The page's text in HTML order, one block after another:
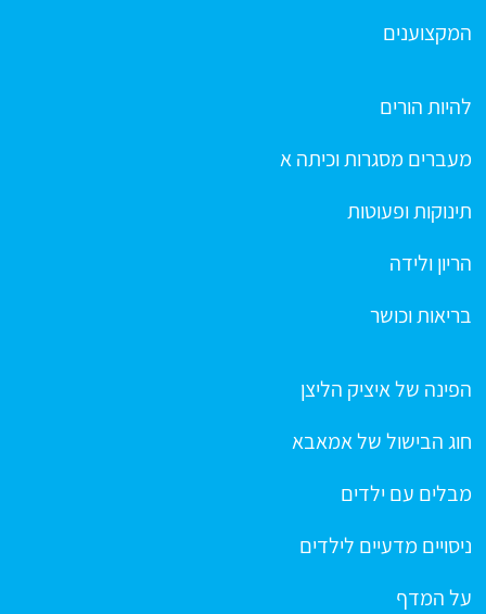
המקצוענים
להיות הורים
מעברים מסגרות וכיתה א
תינוקות ופעוטות
הריון ולידה
בריאות וכושר
הפינה של איציק הליצן
חוג הבישול של אמאבא
מבלים עם ילדים
ניסויים מדעיים לילדים
על המדף